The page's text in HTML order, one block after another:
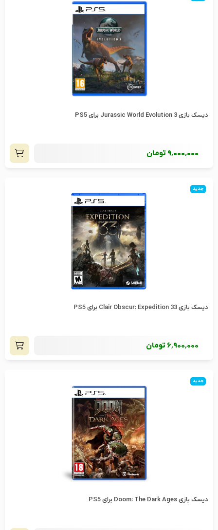
دیسک بازی Jurassic World Evolution 3 برای PS5
9٬000٬000 تومان
جدید
دیسک بازی Clair Obscur: Expedition 33 برای PS5
6٬900٬000 تومان
جدید
دیسک بازی Doom: The Dark Ages برای PS5